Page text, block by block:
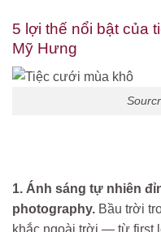
5 lợi thế nổi bật của
Mỹ Hưng
1. Ánh sáng tự nhiên
photography. Bầu trời
khắc ngoài trời — từ first